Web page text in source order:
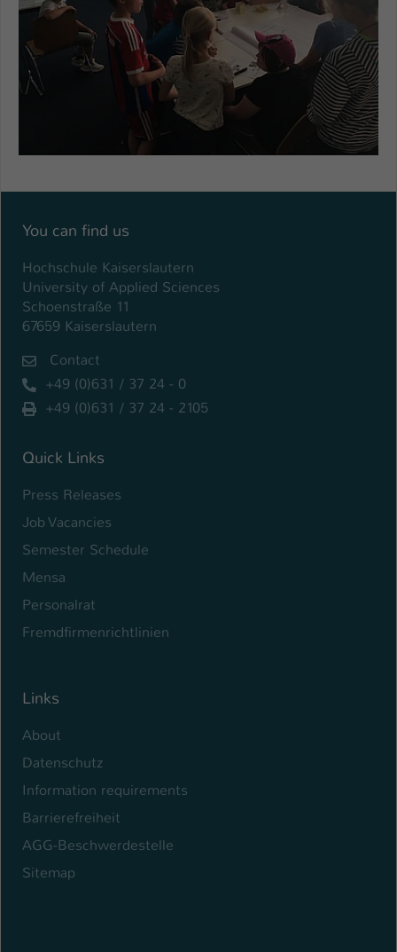
You can find us
Hochschule Kaiserslautern
University of Applied Sciences
Schoenstraße 11
67659 Kaiserslautern
Contact
+49 (0)631 / 37 24 - 0
+49 (0)631 / 37 24 - 2105
Quick Links
Press Releases
Job Vacancies
Semester Schedule
Mensa
Personalrat
Fremdfirmenrichtlinien
Links
About
Datenschutz
Information requirements
Barrierefreiheit
AGG-Beschwerdestelle
Sitemap